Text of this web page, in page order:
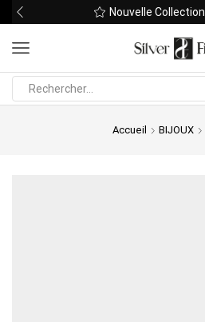
Nouvelle Collection
Accueil BIJOUX